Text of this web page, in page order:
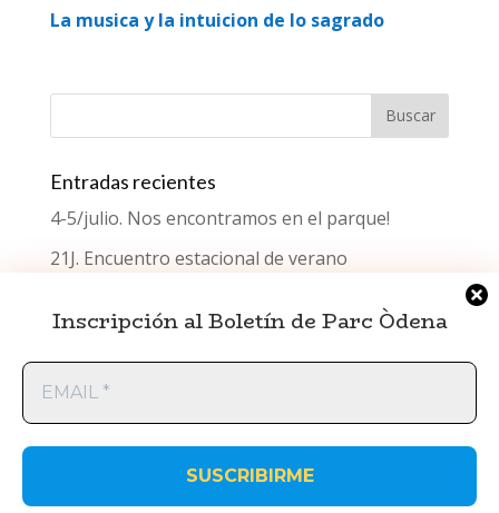
La musica y la intuicion de lo sagrado
Inscripción al Boletín de Parc Òdena
EMAIL
Entradas recientes
4-5/julio. Nos encontramos en el parque!
21J. Encuentro estacional de verano
Encuentro estacional de primavera
Encuentro estacional de invierno